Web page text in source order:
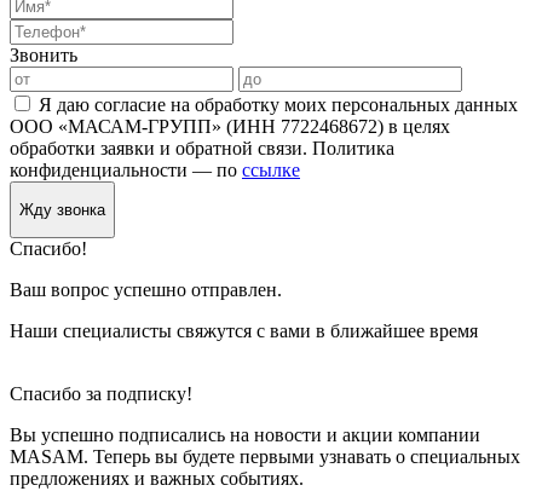
Звонить
Я даю согласие на обработку моих персональных данных
ООО «МАСАМ-ГРУПП» (ИНН 7722468672) в целях
обработки заявки и обратной связи. Политика
конфиденциальности — по ссылке
Жду звонка
Спасибо!
Ваш вопрос успешно отправлен.
Наши специалисты свяжутся с вами в ближайшее время
Спасибо за подписку!
Вы успешно подписались на новости и акции компании
MASAM. Теперь вы будете первыми узнавать о специальных
предложениях и важных событиях.